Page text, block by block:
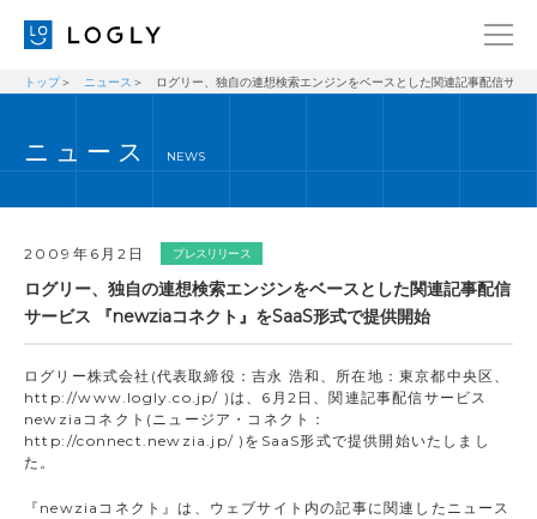
経営理念
ブログ
事業内容
採用情報
IR
お問い合わせ
トップ ニュース ログリー、独自の連想検索エンジンをベースとした関連記事配信サ
ニュース NEWS
2009年6月2日 プレスリリース
ログリー、独自の連想検索エンジンをベースとした関連記事配信
サービス 『newziaコネクト』をSaaS形式で提供開始
ログリー株式会社(代表取締役：吉永 浩和、所在地：東京都中央区、
http://www.logly.co.jp/ )は、6月2日、関連記事配信サービス
newziaコネクト(ニュージア・コネクト：
http://connect.newzia.jp/ )をSaaS形式で提供開始いたしまし
た。
『newziaコネクト』は、ウェブサイト内の記事に関連したニュース